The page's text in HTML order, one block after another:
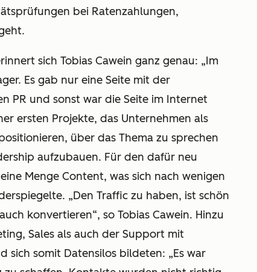
bei Ratenzahlungen,
sich Tobias Cawein ganz genau: „Im
Es gab nur eine Seite mit der
PR und sonst war die Seite im Internet
ersten Projekte, das Unternehmen als
über das Thema zu sprechen
aufzubauen. Für den dafür neu
Menge Content, was sich nach wenigen
„Den Traffic zu haben, ist schön
konvertieren“, so Tobias Cawein. Hinzu
Sales als auch der Support mit
sich somit Datensilos bildeten: „Es war